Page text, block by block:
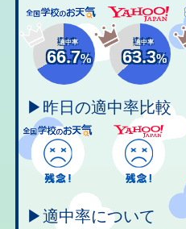
適中率
66.7%
適中率
63.3%
▶昨日の適中率比較
▶適中率について